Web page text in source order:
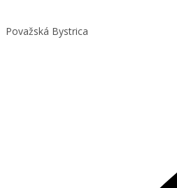
Považská Bystrica